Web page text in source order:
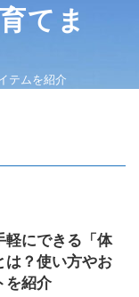
てま
テムを紹介
軽にできる「体
は？使い方やお
を紹介